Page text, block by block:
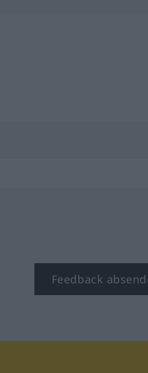
Feedback